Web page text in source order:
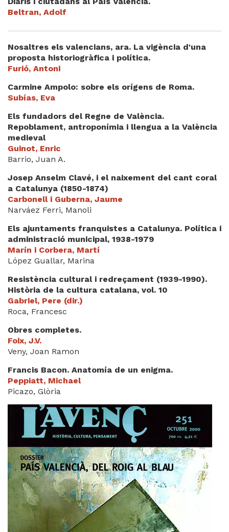
Beltran, Adolf
Nosaltres els valencians, ara. La vigència d'una
proposta historiogràfica i política.
Furió, Antoni
Carmine Ampolo: sobre els orígens de Roma.
Subías, Eva
Els fundadors del Regne de València.
Repoblament, antroponímia i llengua a la València
medieval
Guinot, Enric
Barrio, Juan A.
Josep Anselm Clavé, i el naixement del cant coral
a Catalunya (1850-1874)
Carbonell i Guberna, Jaume
Narváez Ferri, Manoli
Els ajuntaments franquistes a Catalunya. Política i
administració municipal, 1938-1979
Marín i Corbera, Martí
López Guallar, Marina
Resistència cultural i redreçament (1939-1990).
Història de la cultura catalana, vol. 10
Gabriel, Pere (dir.)
Roca, Francesc
Obres completes.
Foix, J.V.
Veny, Joan Ramon
Francis Bacon. Anatomía de un enigma.
Peppiatt, Michael
Picazo, Glòria